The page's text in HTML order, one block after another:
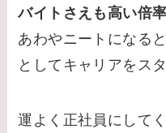
バイトさえも高い倍
あわやニートになる
としてキャリアをス
運よく正社員にして